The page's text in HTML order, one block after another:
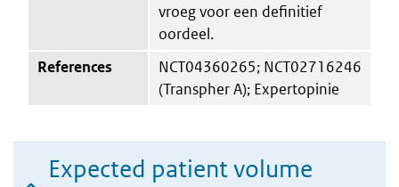
vroeg voor een definitief
oordeel.
References
NCT04360265; NCT02716246
(Transpher A); Expertopinie
Expected patient volume